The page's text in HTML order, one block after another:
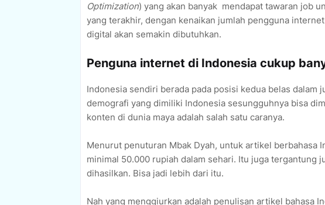
Optimization) yang akan banyak mendapat tawaran job
yang terakhir, dengan kenaikan jumlah pengguna
digital akan semakin dibutuhkan.
Penguna internet di Indonesia cukup
Indonesia sendiri berada pada posisi kedua belas dalam
demografi yang dimiliki Indonesia sesungguhnya bisa
konten di dunia maya adalah salah satu caranya.
Menurut penuturan Mbak Dyah, untuk artikel berbahasa
minimal 50.000 rupiah dalam sehari. Itu juga tergantung
dihasilkan. Bisa jadi lebih dari itu.
Nah yang menggiurkan adalah penulisan artikel bahasa